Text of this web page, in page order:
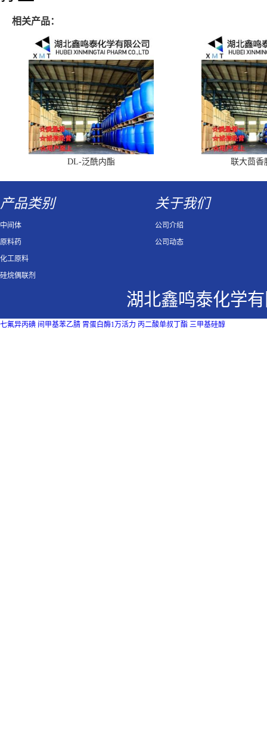
相关产品：
DL-泛酰内酯 联大茴香
产品类别
中间体
原料药
化工原料
硅烷偶联剂
关于我们
公司介绍
公司动态
湖北鑫鸣泰化学
七氟异丙碘 间甲基苯乙腈 胃蛋白酶1万活力 丙二酸单叔丁酯 三甲基硅醇